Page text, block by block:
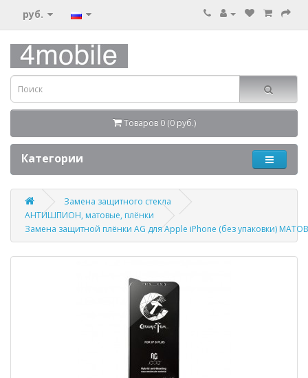
руб.
Товаров 0 (0 руб.)
Категории
Замена защитного стекла
АНТИШПИОН, матовые, плёнки
Замена защитной плёнки AG для Apple iPhone (без упаковки)